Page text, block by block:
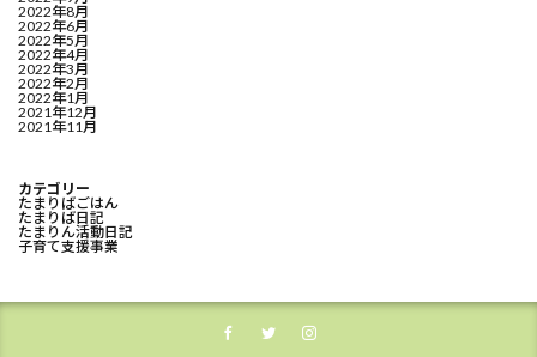
2022年8月
2022年6月
2022年5月
2022年4月
2022年3月
2022年2月
2022年1月
2021年12月
2021年11月
カテゴリー
たまりばごはん
たまりば日記
たまりん活動日記
子育て支援事業